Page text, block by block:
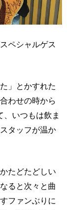
ペシャルゲス
」とかすれた
わせの時から
いつもは飲ま
タッフが温か
たどたどしい
ると次々と曲
ファンぶりに